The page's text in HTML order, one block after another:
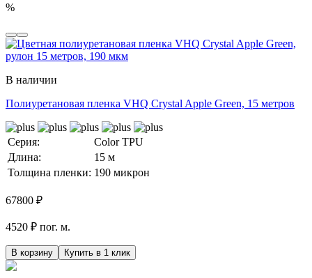
%
В наличии
Полиуретановая пленка VHQ Crystal Apple Green, 15 метров
Серия:
Color TPU
Длина:
15 м
Толщина пленки: 190 микрон
67800 ₽
4520 ₽ пог. м.
В корзину Купить в 1 клик